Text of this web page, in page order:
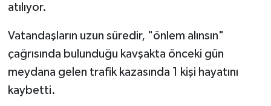
atılıyor.
Vatandaşların uzun süredir, "önlem alınsın"
çağrısında bulunduğu kavşakta önceki gün
meydana gelen trafik kazasında 1 kişi hayatını
kaybetti.